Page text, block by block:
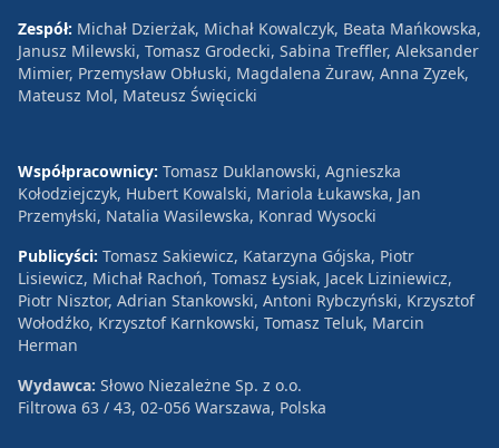
Zespół: Michał Dzierżak, Michał Kowalczyk, Beata Mańkowska,
Janusz Milewski, Tomasz Grodecki, Sabina Treffler, Aleksander
Mimier, Przemysław Obłuski, Magdalena Żuraw, Anna Zyzek,
Mateusz Mol, Mateusz Święcicki
Współpracownicy: Tomasz Duklanowski, Agnieszka
Kołodziejczyk, Hubert Kowalski, Mariola Łukawska, Jan
Przemyłski, Natalia Wasilewska, Konrad Wysocki
Publicyści: Tomasz Sakiewicz, Katarzyna Gójska, Piotr
Lisiewicz, Michał Rachoń, Tomasz Łysiak, Jacek Liziniewicz,
Piotr Nisztor, Adrian Stankowski, Antoni Rybczyński, Krzysztof
Wołodźko, Krzysztof Karnkowski, Tomasz Teluk, Marcin
Herman
Wydawca: Słowo Niezależne Sp. z o.o.
Filtrowa 63 / 43, 02-056 Warszawa, Polska